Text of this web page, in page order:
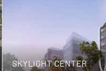
SKYLIGHT CENTER